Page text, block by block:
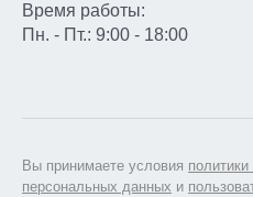
Время работы:
Пн. - Пт.: 9:00 - 18:00
Вы принимаете условия
персональных данных и